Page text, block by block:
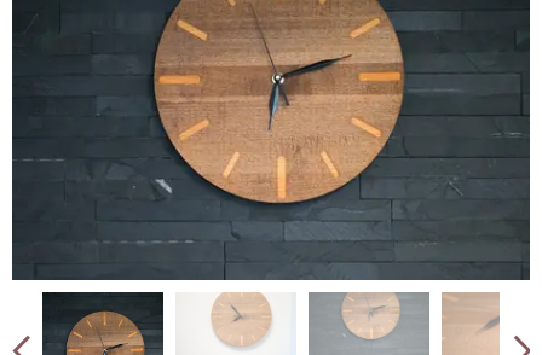
Tužková baterie AA není součástí balení.